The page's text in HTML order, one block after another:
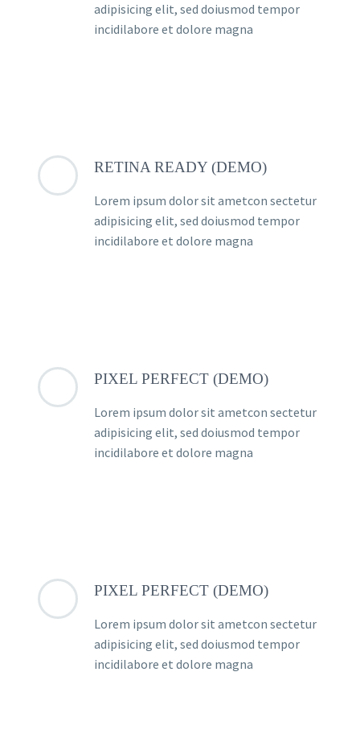
adipisicing elit, sed doiusmod tempor
incidilabore et dolore magna
RETINA READY (DEMO)
Lorem ipsum dolor sit ametcon sectetur
adipisicing elit, sed doiusmod tempor
incidilabore et dolore magna
PIXEL PERFECT (DEMO)
Lorem ipsum dolor sit ametcon sectetur
adipisicing elit, sed doiusmod tempor
incidilabore et dolore magna
PIXEL PERFECT (DEMO)
Lorem ipsum dolor sit ametcon sectetur
adipisicing elit, sed doiusmod tempor
incidilabore et dolore magna